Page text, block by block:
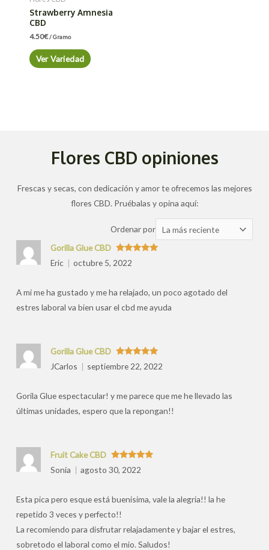
Strawberry Amnesia
CBD
4.50€/ Gramo
Ver Variedad
Flores CBD opiniones
Frescas y secas, con dedicación y amor te ofrecemos las mejores
flores CBD. Pruébalas y opina aquí:
Ordenar por Ordenar
las
Valorado
con
Gorilla Glue CBD
Eric
octubre 5, 2022
A mi me ha gustado y me ha relajado, un poco agotado del
estres laboral va bien usar el cbd me ayuda
Valorado
con5de 5
Gorilla Glue CBD
JCarlos
septiembre 22, 2022
Gorila Glue espectacular! y me parece que me he llevado las
últimas unidades, espero que la repongan!!
Valorado
con5de 5
Fruit Cake CBD
Sonia
agosto 30, 2022
Esta pica pero esque está buenisima, vale la alegria!! la he
repetido 3 veces y perfecto!!
La recomiendo para disfrutar relajadamente y bajar el estres,
sobretodo el laboral como el mio. Saludos!